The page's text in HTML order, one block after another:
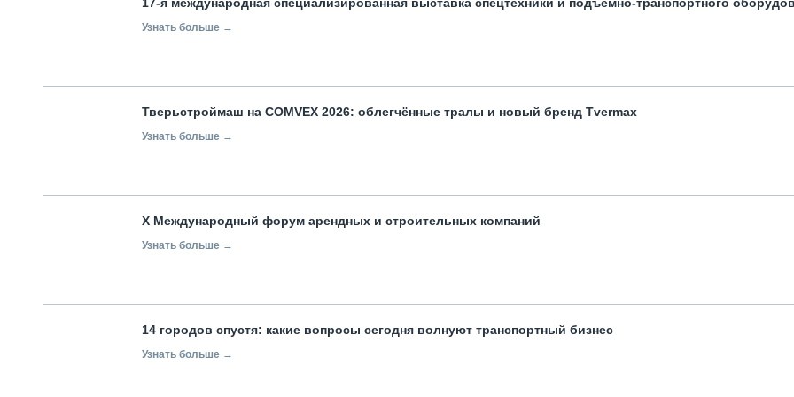
Узнать больше →
Тверьстроймаш на COMVEX 2026: облегчённые тралы и новый бренд Tvermax
Узнать больше →
X Международный форум арендных и строительных компаний
Узнать больше →
14 городов спустя: какие вопросы сегодня волнуют транспортный бизнес
Узнать больше →